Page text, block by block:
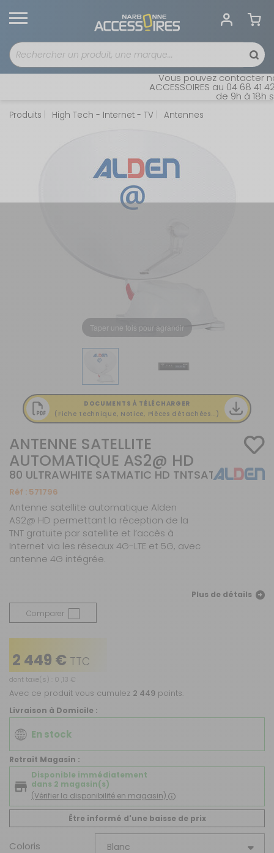
Vous pouvez contacter
ACCESSOIRES au 04 68 41
de 9h à 18h
Produits High Tech - Internet - TV Antennes
Taper une fois pour agrandir
DOCUMENTS À TÉLÉCHARGER
(Fiche technique, Notice, Pièces détachées...)
ANTENNE SATELLITE
AUTOMATIQUE AS2@ HD
80 ULTRAWHITE SATMATIC HD TNTSAT
Réf : 571796
Antenne satellite automatique Alden
AS2@ HD permettant la réception de la
TNT gratuite par satellite et l’accès à
Internet via les réseaux 4G-LTE et 5G, avec
antenne 4G intégrée.
Plus de détails
Comparer
2 449 € TTC
dont taxe(s) : 0 ,13 €
Avec ce produit vous cumulez 2 449 points.
Livraison à Domicile :
En stock
Retrait Magasin :
Disponible immédiatement
dans 2 magasin(s)
(Vérifier la disponibilité en magasin)
Être informé d'une baisse de prix
Coloris